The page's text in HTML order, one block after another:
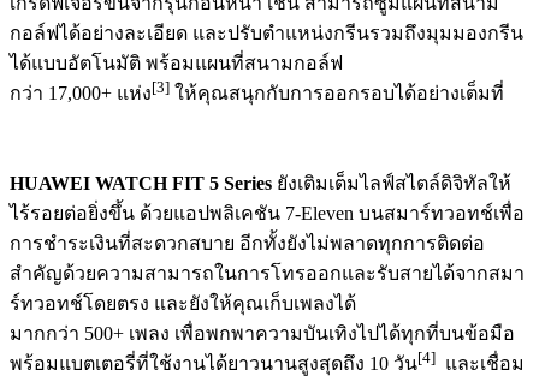
กอล์ฟได้อย่างละเอียด และปรับตำแหน่งกรีนรวมถึงมุมมองกรีน
ได้แบบอัตโนมัติ พร้อมแผนที่สนามกอล์ฟ
กว่า 17,000+ แห่ง[3] ให้คุณสนุกกับการออกรอบได้อย่างเต็มที่
HUAWEI WATCH FIT 5 Series ยังเติมเต็มไลฟ์สไตล์ดิจิทัลให้
ไร้รอยต่อยิ่งขึ้น ด้วยแอปพลิเคชัน 7-Eleven บนสมาร์ทวอทช์เพื่อ
การชำระเงินที่สะดวกสบาย อีกทั้งยังไม่พลาดทุกการติดต่อ
สำคัญด้วยความสามารถในการโทรออกและรับสายได้จากสมา
ร์ทวอทช์โดยตรง และยังให้คุณเก็บเพลงได้
มากกว่า 500+ เพลง เพื่อพกพาความบันเทิงไปได้ทุกที่บนข้อมือ
พร้อมแบตเตอรี่ที่ใช้งานได้ยาวนานสูงสุดถึง 10 วัน[4] และเชื่อม